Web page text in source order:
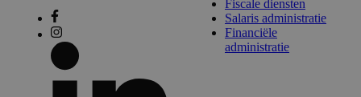
Fiscale diensten
Salaris administratie
Financiële
administratie